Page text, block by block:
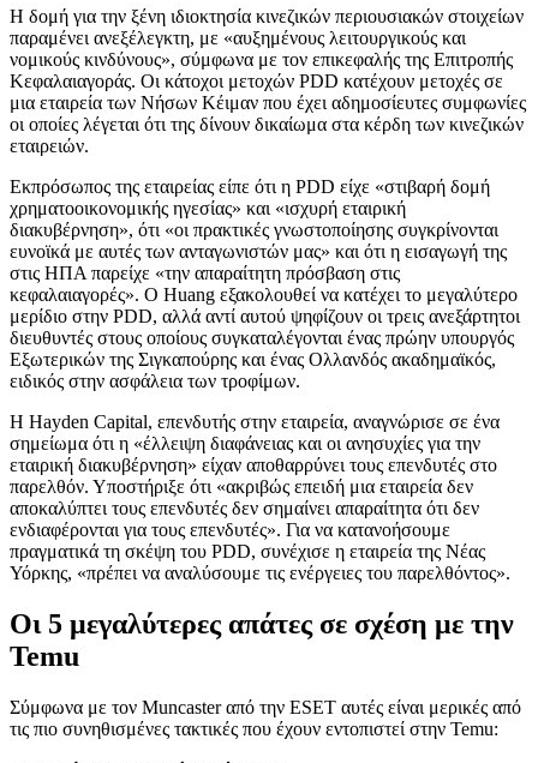
Η δομή για την ξένη ιδιοκτησία κινεζικών περιουσιακών στοιχείων
παραμένει ανεξέλεγκτη, με «αυξημένους λειτουργικούς και
νομικούς κινδύνους», σύμφωνα με τον επικεφαλής της Επιτροπής
Κεφαλαιαγοράς. Οι κάτοχοι μετοχών PDD κατέχουν μετοχές σε
μια εταιρεία των Νήσων Κέιμαν που έχει αδημοσίευτες συμφωνίες
οι οποίες λέγεται ότι της δίνουν δικαίωμα στα κέρδη των κινεζικών
εταιρειών.
Εκπρόσωπος της εταιρείας είπε ότι η PDD είχε «στιβαρή δομή
χρηματοοικονομικής ηγεσίας» και «ισχυρή εταιρική
διακυβέρνηση», ότι «οι πρακτικές γνωστοποίησης συγκρίνονται
ευνοϊκά με αυτές των ανταγωνιστών μας» και ότι η εισαγωγή της
στις ΗΠΑ παρείχε «την απαραίτητη πρόσβαση στις
κεφαλαιαγορές». Ο Huang εξακολουθεί να κατέχει το μεγαλύτερο
μερίδιο στην PDD, αλλά αντί αυτού ψηφίζουν οι τρεις ανεξάρτητοι
διευθυντές στους οποίους συγκαταλέγονται ένας πρώην υπουργός
Εξωτερικών της Σιγκαπούρης και ένας Ολλανδός ακαδημαϊκός,
ειδικός στην ασφάλεια των τροφίμων.
Η Hayden Capital, επενδυτής στην εταιρεία, αναγνώρισε σε ένα
σημείωμα ότι η «έλλειψη διαφάνειας και οι ανησυχίες για την
εταιρική διακυβέρνηση» είχαν αποθαρρύνει τους επενδυτές στο
παρελθόν. Υποστήριξε ότι «ακριβώς επειδή μια εταιρεία δεν
αποκαλύπτει τους επενδυτές δεν σημαίνει απαραίτητα ότι δεν
ενδιαφέρονται για τους επενδυτές». Για να κατανοήσουμε
πραγματικά τη σκέψη του PDD, συνέχισε η εταιρεία της Νέας
Υόρκης, «πρέπει να αναλύσουμε τις ενέργειες του παρελθόντος».
Οι 5 μεγαλύτερες απάτες σε σχέση με την
Temu
Σύμφωνα με τον Muncaster από την ESET αυτές είναι μερικές από
τις πιο συνηθισμένες τακτικές που έχουν εντοπιστεί στην Temu: